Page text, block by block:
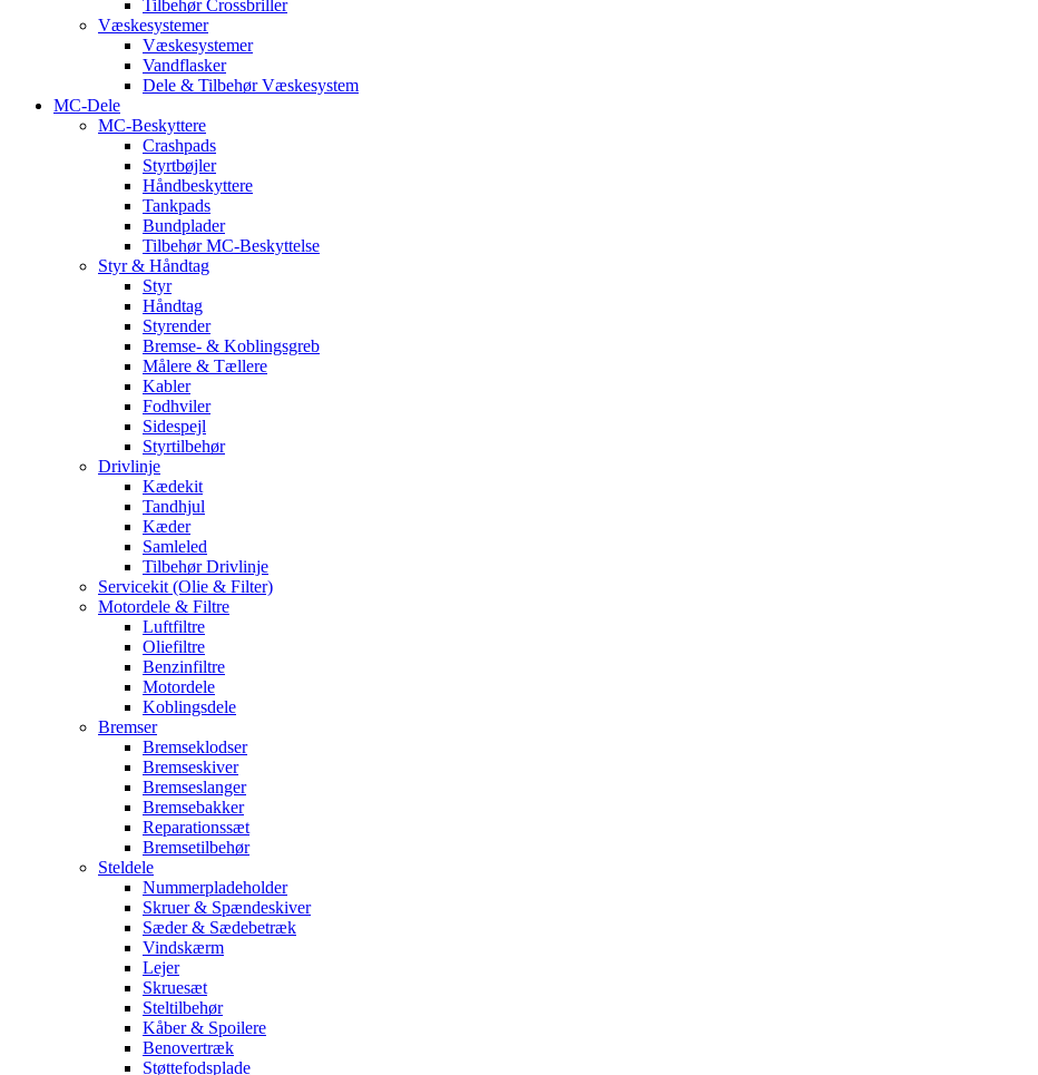
Tilbehør Crossbriller
Væskesystemer
Væskesystemer
Vandflasker
Dele & Tilbehør Væskesystem
MC-Dele
MC-Beskyttere
Crashpads
Styrtbøjler
Håndbeskyttere
Tankpads
Bundplader
Tilbehør MC-Beskyttelse
Styr & Håndtag
Styr
Håndtag
Styrender
Bremse- & Koblingsgreb
Målere & Tællere
Kabler
Fodhviler
Sidespejl
Styrtilbehør
Drivlinje
Kædekit
Tandhjul
Kæder
Samleled
Tilbehør Drivlinje
Servicekit (Olie & Filter)
Motordele & Filtre
Luftfiltre
Oliefiltre
Benzinfiltre
Motordele
Koblingsdele
Bremser
Bremseklodser
Bremseskiver
Bremseslanger
Bremsebakker
Reparationssæt
Bremsetilbehør
Steldele
Nummerpladeholder
Skruer & Spændeskiver
Sæder & Sædebetræk
Vindskærm
Lejer
Skruesæt
Steltilbehør
Kåber & Spoilere
Benovertræk
Støttefodsplade